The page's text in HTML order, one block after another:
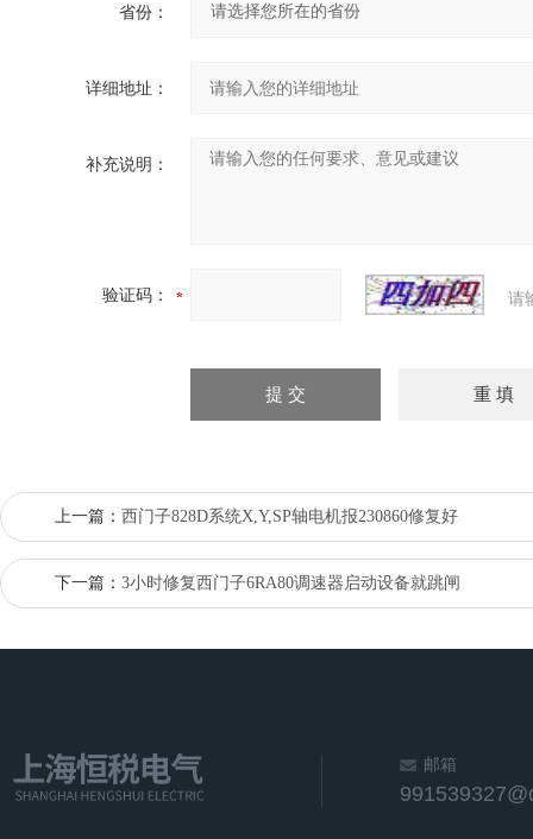
省份：
详细地址：
补充说明：
验证码： 请
上一篇： 西门子828D系统X,Y,SP轴电机报230860修复好
下一篇： 3小时修复西门子6RA80调速器启动设备就跳闸
邮箱